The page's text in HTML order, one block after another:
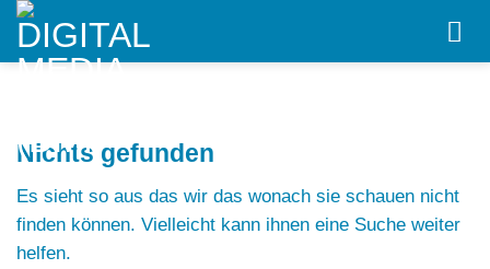
Skip
content
Nichts gefunden
Es sieht so aus das wir das wonach sie schauen nicht
finden können. Vielleicht kann ihnen eine Suche weiter
helfen.